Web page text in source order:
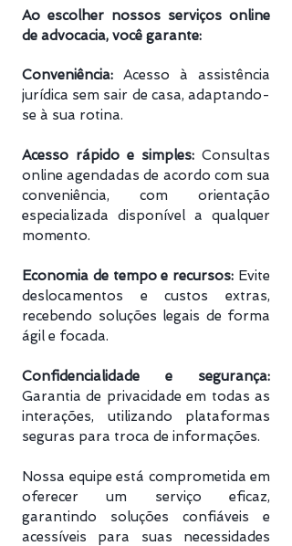
Ao escolher nossos serviços online
de advocacia, você garante:
Conveniência: Acesso à assistência
jurídica sem sair de casa, adaptando-
se à sua rotina.
Acesso rápido e simples: Consultas
online agendadas de acordo com sua
conveniência, com orientação
especializada disponível a qualquer
momento.
Economia de tempo e recursos: Evite
deslocamentos e custos extras,
recebendo soluções legais de forma
ágil e focada.
Confidencialidade e segurança:
Garantia de privacidade em todas as
interações, utilizando plataformas
seguras para troca de informações.
Nossa equipe está comprometida em
oferecer um serviço eficaz,
garantindo soluções confiáveis e
acessíveis para suas necessidades